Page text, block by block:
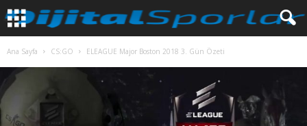
Ana Sayfa CS:GO ELEAGUE Major Boston 2018 3. Gün Özeti